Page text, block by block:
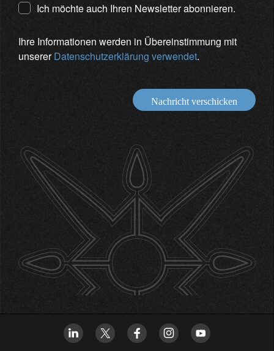
Ich möchte auch Ihren Newsletter abonnieren.
Ihre Informationen werden in Übereinstimmung mit
unsererDatenschutzerklärung verwendet.
Nachricht verschicken